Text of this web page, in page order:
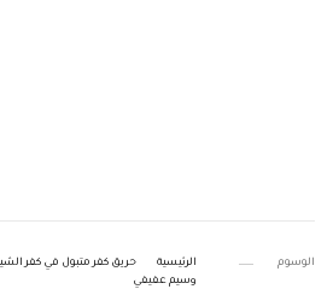
الوسوم الرئيسية حريق كفر متبول في كفر
وسيم عفيفي